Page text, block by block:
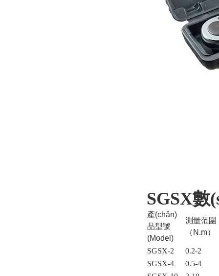
SGSX數
產(chǎn)
品型號
(Model)
測量范圍
（N.m）
SGSX-2
0.2-2
SGSX-4
0.5-4